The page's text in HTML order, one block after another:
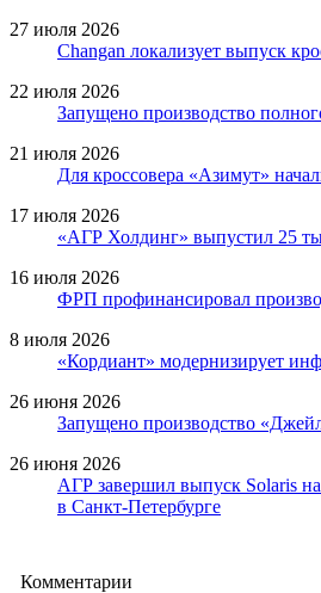
27 июля 2026
Changan локализует выпуск
22 июля 2026
Запущено производство
21 июля 2026
Для кроссовера «Азимут»
17 июля 2026
«АГР Холдинг» выпустил 25
16 июля 2026
ФРП профинансировал
8 июля 2026
«Кордиант» модернизирует
26 июня 2026
Запущено производство
26 июня 2026
АГР завершил выпуск Solaris
в Санкт-Петербурге
Комментарии